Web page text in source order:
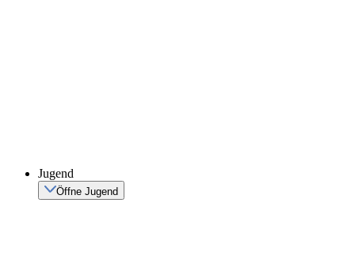
Jugend
Öffne Jugend